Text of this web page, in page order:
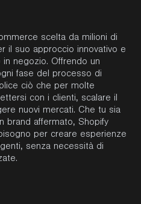
scelta da milioni di
il suo approccio innovativo e
in negozio. Offrendo un
fase del processo di
ciò che per molte
con i clienti, scalare il
nuovi mercati. Che tu sia
brand affermato, Shopify
per creare esperienze
senza necessità di